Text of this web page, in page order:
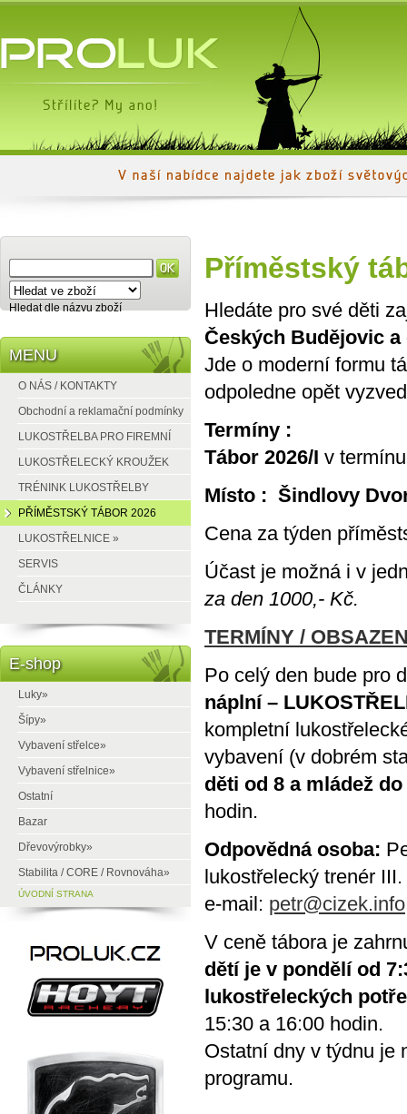
Hledat dle názvu zboží
MENU
O NÁS / KONTAKTY
Obchodní a reklamační podmínky
LUKOSTŘELBA PRO FIREMNÍ
AKCELUKOSTŘELECKÝ KROUŽEK
TRÉNINK LUKOSTŘELBY
PŘÍMĚSTSKÝ TÁBOR 2026
LUKOSTŘELNICE »
SERVIS
ČLÁNKY
E-shop
Luky»
Šípy»
Vybavení střelce»
Vybavení střelnice»
Ostatní
Bazar
Dřevovýrobky»
Stabilita / CORE / Rovnováha»
ÚVODNÍ STRANA
Příměstský
Hledáte pro své děti
Českých Budějovic
Jde o moderní formu
odpoledne opět
Termíny :
Tábor 2026/I v
Místo : Šindlovy
Cena za týden
Účast je možná i v
za den 1000,- Kč.
TERMÍNY /
Po celý den bude pro
náplní –
kompletní
vybavení (v dobrém
děti od 8 a mládež do
hodin.
Odpovědná osoba:
lukostřelecký trenér
e-mail: petr@cizek.info
V ceně tábora je
dětí je v pondělí od
lukostřeleckých
15:30 a 16:00 hodin.
Ostatní dny v týdnu je
programu.